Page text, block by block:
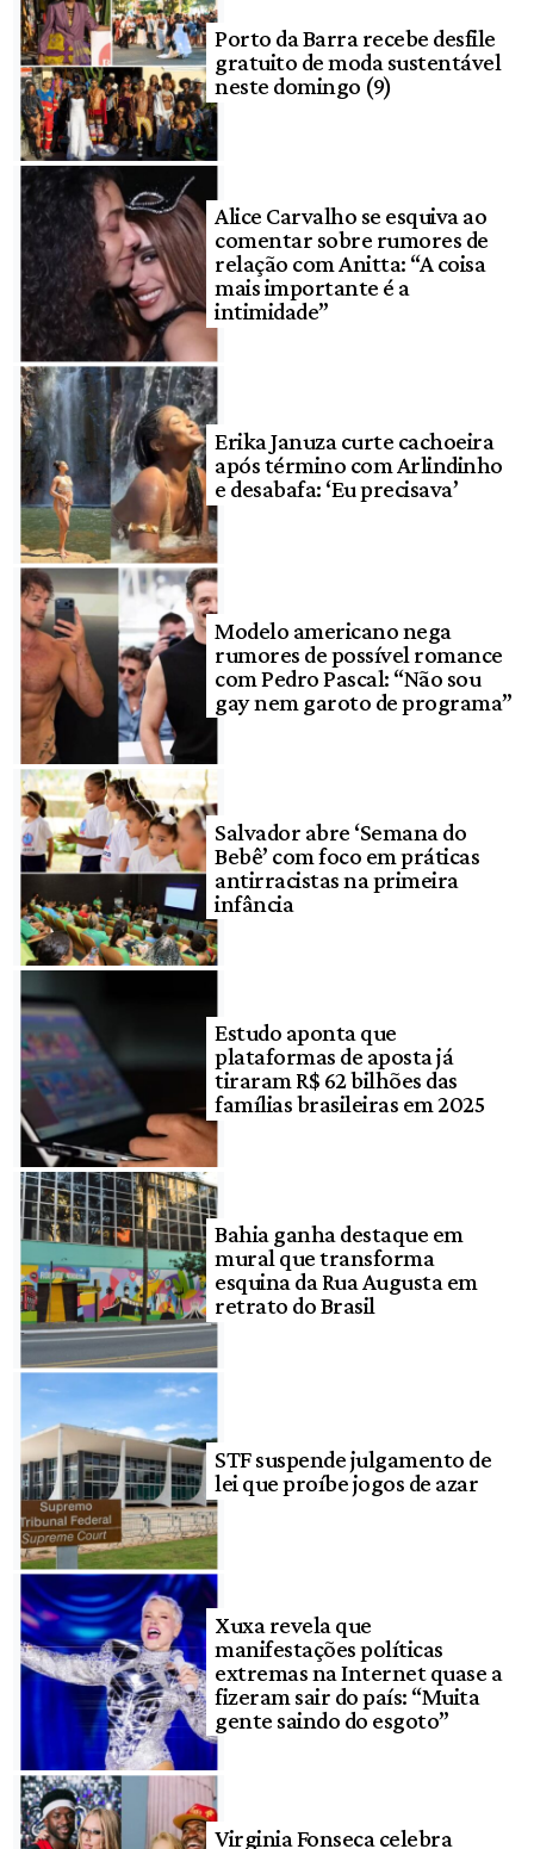
Porto da Barra recebe desfile
gratuito de moda sustentável
neste domingo (9)
Alice Carvalho se esquiva ao
comentar sobre rumores de
relação com Anitta: “A coisa
mais importante é a
intimidade”
Erika Januza curte cachoeira
após término com Arlindinho
e desabafa: ‘Eu precisava’
Modelo americano nega
rumores de possível romance
com Pedro Pascal: “Não sou
gay nem garoto de programa”
Salvador abre ‘Semana do
Bebê’ com foco em práticas
antirracistas na primeira
infância
Estudo aponta que
plataformas de aposta já
tiraram R$ 62 bilhões das
famílias brasileiras em 2025
Bahia ganha destaque em
mural que transforma
esquina da Rua Augusta em
retrato do Brasil
STF suspende julgamento de
lei que proíbe jogos de azar
Xuxa revela que
manifestações políticas
extremas na Internet quase a
fizeram sair do país: “Muita
gente saindo do esgoto”
Virginia Fonseca celebra